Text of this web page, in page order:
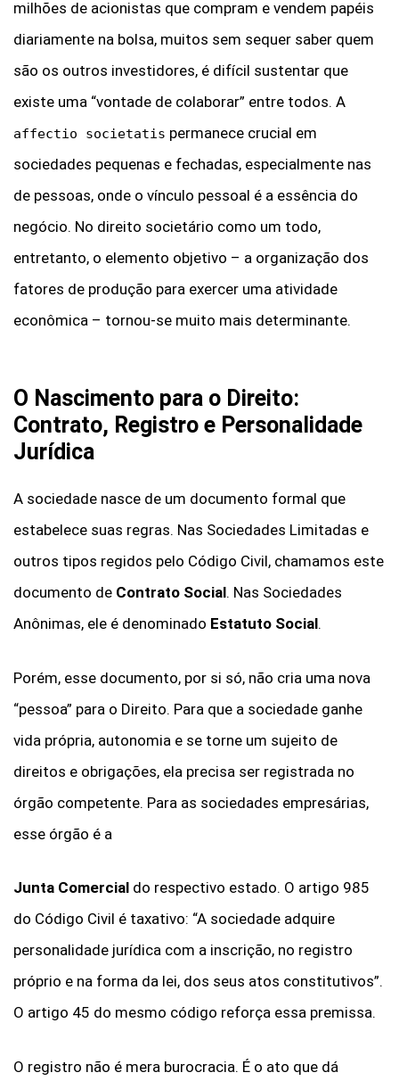
milhões de acionistas que compram e vendem papéis
diariamente na bolsa, muitos sem sequer saber quem
são os outros investidores, é difícil sustentar que
existe uma “vontade de colaborar” entre todos. A
affectio societatis permanece crucial em
sociedades pequenas e fechadas, especialmente nas
de pessoas, onde o vínculo pessoal é a essência do
negócio. No direito societário como um todo,
entretanto, o elemento objetivo – a organização dos
fatores de produção para exercer uma atividade
econômica – tornou-se muito mais determinante.
O Nascimento para o Direito:
Contrato, Registro e Personalidade
Jurídica
A sociedade nasce de um documento formal que
estabelece suas regras. Nas Sociedades Limitadas e
outros tipos regidos pelo Código Civil, chamamos este
documento de Contrato Social. Nas Sociedades
Anônimas, ele é denominado Estatuto Social.
Porém, esse documento, por si só, não cria uma nova
“pessoa” para o Direito. Para que a sociedade ganhe
vida própria, autonomia e se torne um sujeito de
direitos e obrigações, ela precisa ser registrada no
órgão competente. Para as sociedades empresárias,
esse órgão é a
Junta Comercial do respectivo estado. O artigo 985
do Código Civil é taxativo: “A sociedade adquire
personalidade jurídica com a inscrição, no registro
próprio e na forma da lei, dos seus atos constitutivos”.
O artigo 45 do mesmo código reforça essa premissa.
O registro não é mera burocracia. É o ato que dá